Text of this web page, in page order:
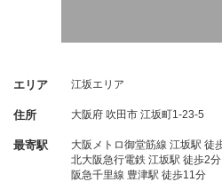
エリア 江坂エリア
住所 大阪府 吹田市 江坂町1-23-5
最寄駅
大阪メトロ御堂筋線 江坂駅 徒
北大阪急行電鉄 江坂駅 徒歩2分
阪急千里線 豊津駅 徒歩11分